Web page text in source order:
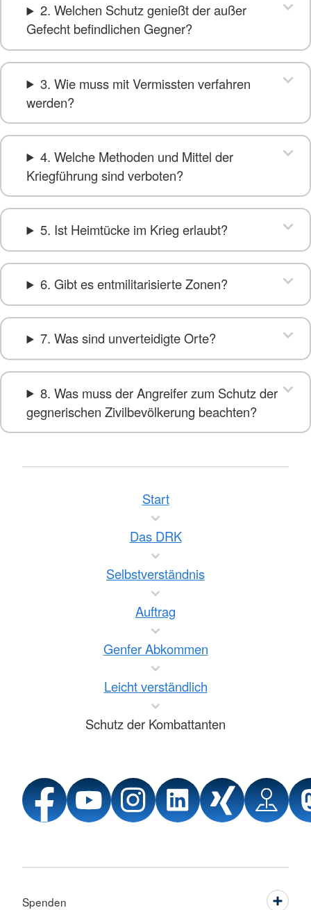
2. Welchen Schutz genießt der außer
Gefecht befindlichen Gegner?
3. Wie muss mit Vermissten verfahren
werden?
4. Welche Methoden und Mittel der
Kriegführung sind verboten?
5. Ist Heimtücke im Krieg erlaubt?
6. Gibt es entmilitarisierte Zonen?
7. Was sind unverteidigte Orte?
8. Was muss der Angreifer zum Schutz der
gegnerischen Zivilbevölkerung beachten?
Start
Das DRK
Selbstverständnis
Auftrag
Genfer Abkommen
Leicht verständlich
Schutz der Kombattanten
Spenden